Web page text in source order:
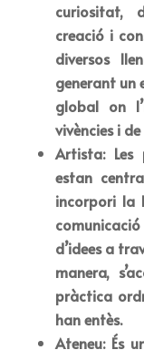
curiositat,
creació i
diversos
generant un
global on
vivències i
Artista: Les
estan
incorpori la
d’idees a
manera,
pràctica
han entès.
Ateneu: És